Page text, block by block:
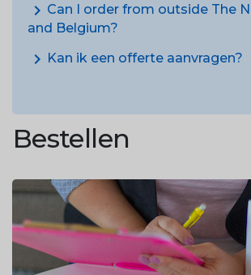
Bestellen
chevron_right Can I order from outside The
and Belgium?
chevron_right Kan ik een offerte aanvragen?